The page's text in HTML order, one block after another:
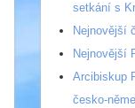
setkání s
Nejnovější
Nejnovější
Arcibiskup
česko-